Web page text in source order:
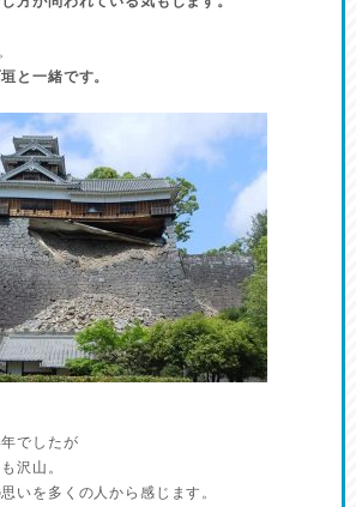
と一緒です。
でしたが
沢山。
いを多くの人から感じます。